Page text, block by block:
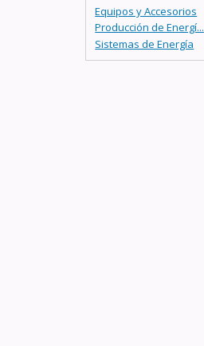
Equipos y Accesorios
Producción de Energí...
Sistemas de Energía